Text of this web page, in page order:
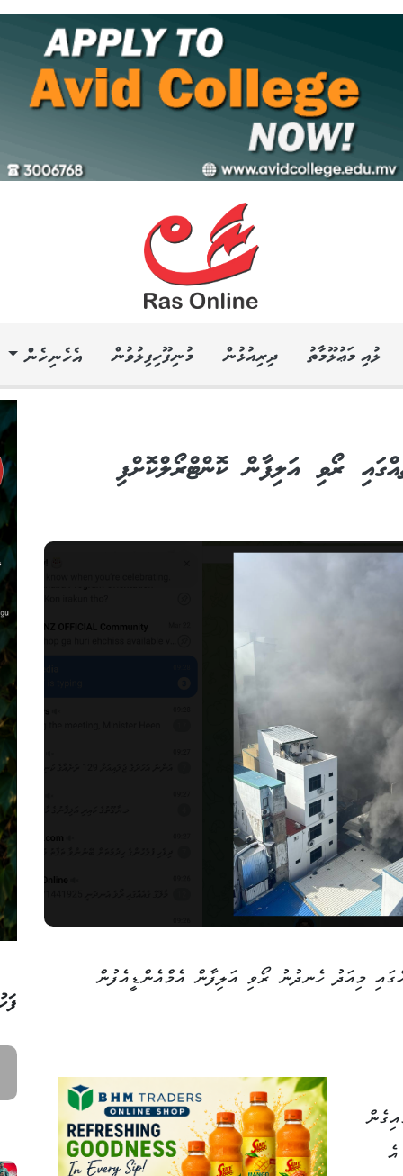
ލުއި މަޢުލޫމާތު ދިރިއުޅުން މުނިފޫހިފިލުވުން އެހެނިހެން
ރޯވި އަލިފާން ކޮންޓްރޯލްކޮށްފި
މިއަދު ހެނދުނު ރޯވި އަލިފާން އެމްއެންޑީއެފުން